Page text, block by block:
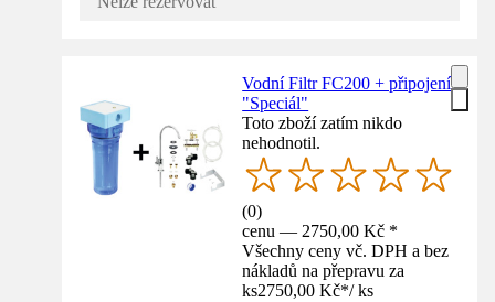
Vodní Filtr FC200 + připojení
"Speciál"
Toto zboží zatím nikdo
nehodnotil.
(0)
cenu — 2750,00 Kč *
Všechny ceny vč. DPH a bez
nákladů na přepravu za
ks2750,00 Kč*/ ks